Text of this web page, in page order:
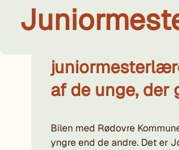
Fra dette
af de unge, der
Bilen med Rødovre
yngre end de andre. Det er